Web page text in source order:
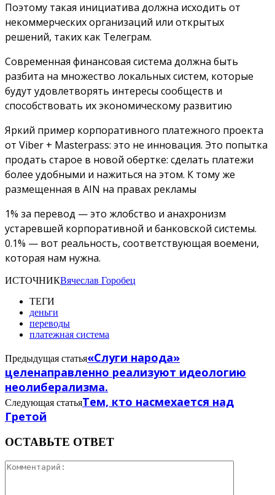
Поэтому такая инициатива должна исходить от
некоммерческих организаций или открытых
решений, таких как Телеграм.
Современная финансовая система должна быть
разбита на множество локальных систем, которые
будут удовлетворять интересы сообществ и
способствовать их экономическому развитию
Яркий пример корпоративного платежного проекта
от Viber + Masterpass: это не инновация. Это попытка
продать старое в новой обертке: сделать платежи
более удобными и нажиться на этом. К тому же
размещенная в AIN на правах рекламы
1% за перевод — это жлобство и анахронизм
устаревшей корпоративной и банковской системы.
0.1% — вот реальность, соответствующая воемени,
которая нам нужна.
ИСТОЧНИКВячеслав Горобец
ТЕГИ
деньги
переводы
платежная система
Предыдущая статья«Слуги народа»
целенаправленно реализуют идеологию
неолиберализма.
Следующая статьяТем, кто насмехается над
Гретой
ОСТАВЬТЕ ОТВЕТ